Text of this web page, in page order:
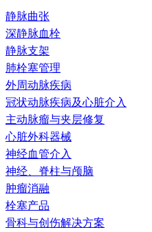
静脉曲张
深静脉血栓
静脉支架
肺栓塞管理
外周动脉疾病
冠状动脉疾病及心脏介入
主动脉瘤与夹层修复
心脏外科器械
神经血管介入
神经、脊柱与颅脑
肿瘤消融
栓塞产品
骨科与创伤解决方案